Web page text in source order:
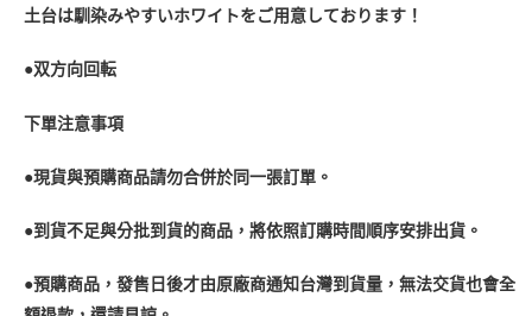
土台は馴染みやすいホワイトをご用意しております！
●双方向回転
下單注意事項
●現貨與預購商品請勿合併於同一張訂單。
●到貨不足與分批到貨的商品，將依照訂購時間順序安排出貨。
●預購商品，發售日後才由原廠商通知台灣到貨量，無法交貨也會全